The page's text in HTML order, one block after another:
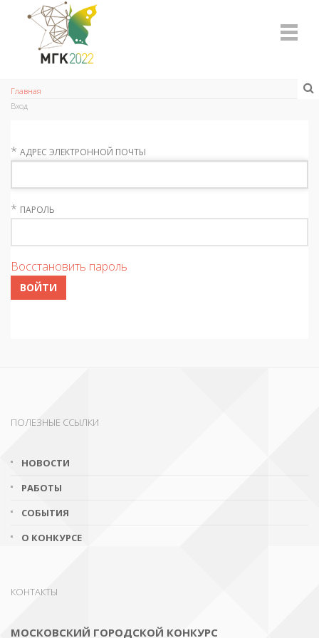
Главная
Вход
* АДРЕС ЭЛЕКТРОННОЙ ПОЧТЫ
* ПАРОЛЬ
Восстановить пароль
ВОЙТИ
ПОЛЕЗНЫЕ ССЫЛКИ
НОВОСТИ
РАБОТЫ
СОБЫТИЯ
О КОНКУРСЕ
КОНТАКТЫ
МОСКОВСКИЙ ГОРОДСКОЙ КОНКУРС